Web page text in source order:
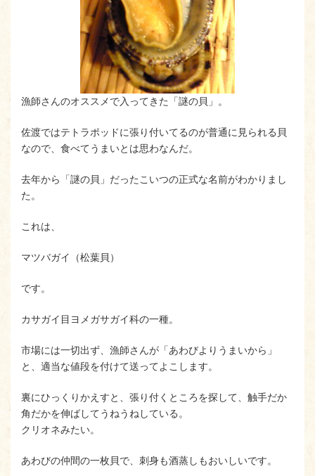
漁師さんのオススメで入ってきた「謎の貝」。
佐渡ではテトラポッドに張り付いてるのが普通に見られる貝
なので、食べてうまいとは思わなんだ。
去年から「謎の貝」だったこいつの正式な名前がわかりまし
た。
これは、
マツバガイ（松葉貝）
です。
カサガイ目ヨメガサガイ科の一種。
市場には一切出ず、漁師さんが「あわびよりうまいから」
と、適当な値段を付けて送ってよこします。
裏にひっくりかえすと、張り付くところを探して、触手だか
角だかを伸ばしてうねうねしている。
クリオネみたい。
あわびの仲間の一枚貝で、刺身も酒蒸しもおいしいです。